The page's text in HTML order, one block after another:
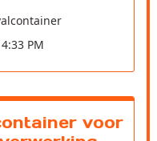
PM
voor